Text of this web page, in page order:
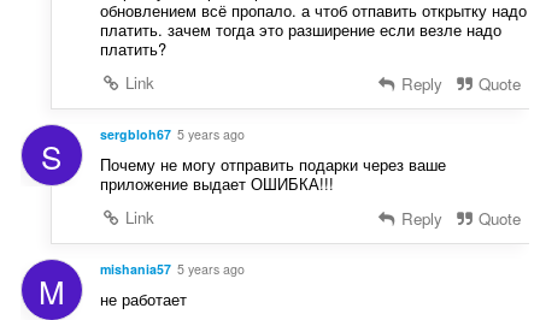
обновлением всё пропало. а чтоб отпавить открытку надо
платить. зачем тогда это разширение если везле надо
платить?
Link
Reply Quote
S sergbloh67 5 years ago
Почему не могу отправить подарки через ваше
приложение выдает ОШИБКА!!!
Link
Reply Quote
M mishania57 5 years ago
не работает